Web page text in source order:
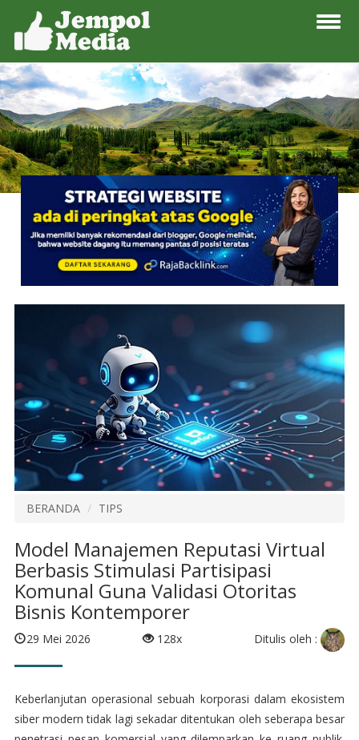
BERANDA TIPS
Model Manajemen Reputasi Virtual
Berbasis Stimulasi Partisipasi
Komunal Guna Validasi Otoritas
Bisnis Kontemporer
29 Mei 2026 128x Ditulis oleh :
Keberlanjutan operasional sebuah korporasi dalam ekosistem
siber modern tidak lagi sekadar ditentukan oleh seberapa besar